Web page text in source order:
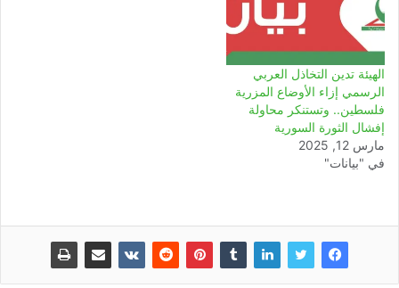
الهيئة تدين التخاذل العربي
الرسمي إزاء الأوضاع المزرية
فلسطين.. وتستنكر محاولة
إفشال الثورة السورية
مارس 12, 2025
في "بيانات"